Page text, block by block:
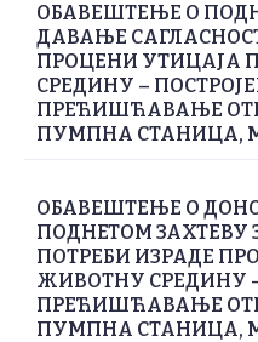
ОБАВЕШТЕЊЕ О
ДАВАЊЕ
ПРОЦЕНИ УТИЦАЈА
СРЕДИНУ –
ПРЕЋИШЋАВАЊЕ
ПУМПНА СТАНИЦА,
ОБАВЕШТЕЊЕ О
ПОДНЕТОМ
ПОТРЕБИ ИЗРАДЕ
ЖИВОТНУ СРЕДИНУ
ПРЕЋИШЋАВАЊЕ
ПУМПНА СТАНИЦА,